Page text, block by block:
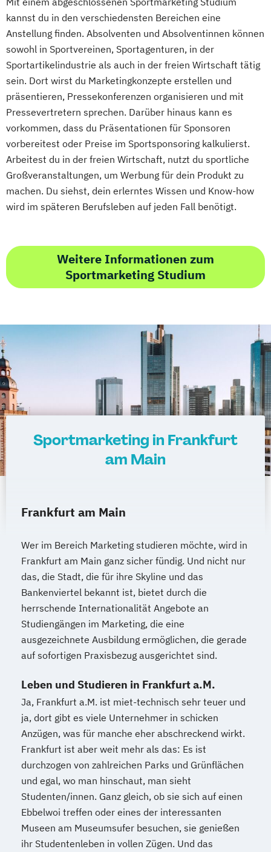
kannst du in den verschiedensten Bereichen eine
Anstellung finden. Absolventen und Absolventinnen können
sowohl in Sportvereinen, Sportagenturen, in der
Sportartikelindustrie als auch in der freien Wirtschaft tätig
sein. Dort wirst du Marketingkonzepte erstellen und
präsentieren, Pressekonferenzen organisieren und mit
Pressevertretern sprechen. Darüber hinaus kann es
vorkommen, dass du Präsentationen für Sponsoren
vorbereitest oder Preise im Sportsponsoring kalkulierst.
Arbeitest du in der freien Wirtschaft, nutzt du sportliche
Großveranstaltungen, um Werbung für dein Produkt zu
machen. Du siehst, dein erlerntes Wissen und Know-how
wird im späteren Berufsleben auf jeden Fall benötigt.
Weitere Informationen zum
Sportmarketing Studium
Sportmarketing in Frankfurt
am Main
Frankfurt am Main
Wer im Bereich Marketing studieren möchte, wird in
Frankfurt am Main ganz sicher fündig. Und nicht nur
das, die Stadt, die für ihre Skyline und das
Bankenviertel bekannt ist, bietet durch die
herrschende Internationalität Angebote an
Studiengängen im Marketing, die eine
ausgezeichnete Ausbildung ermöglichen, die gerade
auf sofortigen Praxisbezug ausgerichtet sind.
Leben und Studieren in Frankfurt a.M.
Ja, Frankfurt a.M. ist miet-technisch sehr teuer und
ja, dort gibt es viele Unternehmer in schicken
Anzügen, was für manche eher abschreckend wirkt.
Frankfurt ist aber weit mehr als das: Es ist
durchzogen von zahlreichen Parks und Grünflächen
und egal, wo man hinschaut, man sieht
Studenten/innen. Ganz gleich, ob sie sich auf einen
Ebbelwoi treffen oder eines der interessanten
Museen am Museumsufer besuchen, sie genießen
ihr Studentenleben in vollen Zügen. Und das